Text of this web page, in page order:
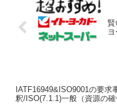
賢
IATF16949&ISO9001の要求
釈/ISO(7.1.1)一般（資源の確